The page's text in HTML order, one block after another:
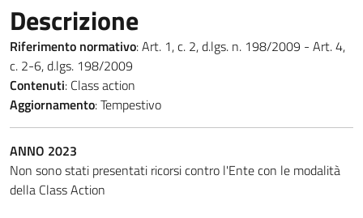
Descrizione
Riferimento normativo: Art. 1, c. 2, d.lgs. n. 198/2009 - Art. 4,
c. 2-6, d.lgs. 198/2009
Contenuti: Class action
Aggiornamento: Tempestivo
ANNO 2023
Non sono stati presentati ricorsi contro l'Ente con le modalità
della Class Action